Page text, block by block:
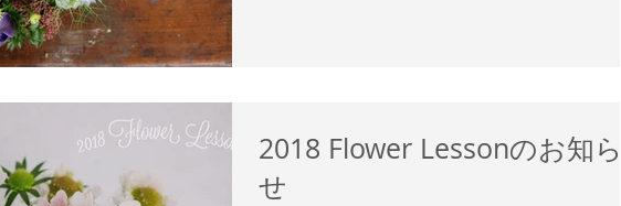
2018 Flower Lessonのお知ら
せ